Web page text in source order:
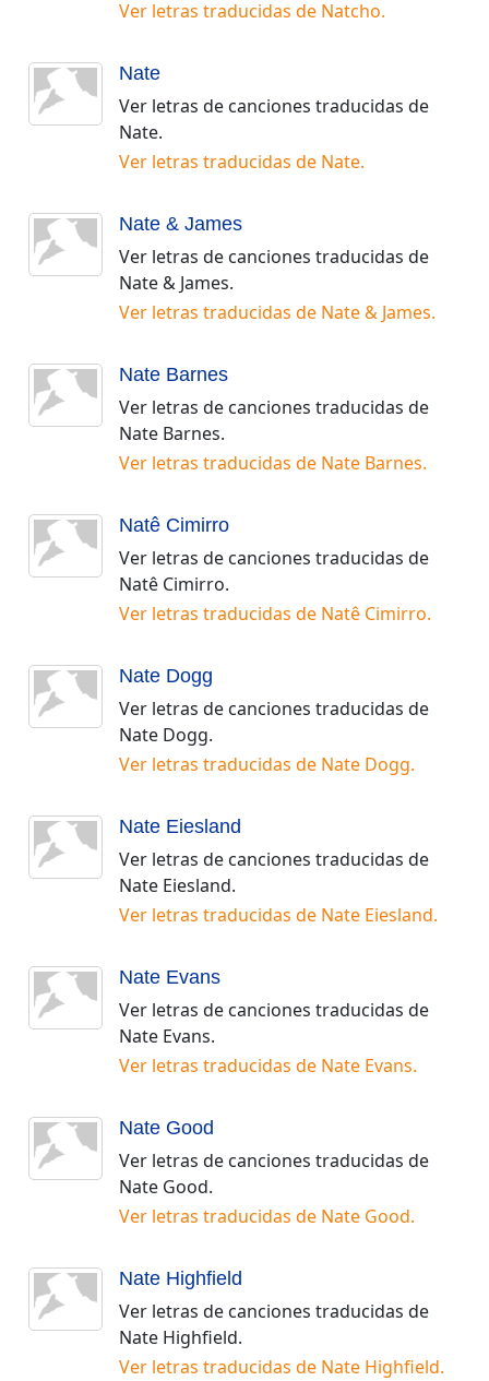
Ver letras traducidas de Natcho.
Nate
Ver letras de canciones traducidas de
Nate.
Ver letras traducidas de Nate.
Nate & James
Ver letras de canciones traducidas de
Nate & James.
Ver letras traducidas de Nate & James.
Nate Barnes
Ver letras de canciones traducidas de
Nate Barnes.
Ver letras traducidas de Nate Barnes.
Natê Cimirro
Ver letras de canciones traducidas de
Natê Cimirro.
Ver letras traducidas de Natê Cimirro.
Nate Dogg
Ver letras de canciones traducidas de
Nate Dogg.
Ver letras traducidas de Nate Dogg.
Nate Eiesland
Ver letras de canciones traducidas de
Nate Eiesland.
Ver letras traducidas de Nate Eiesland.
Nate Evans
Ver letras de canciones traducidas de
Nate Evans.
Ver letras traducidas de Nate Evans.
Nate Good
Ver letras de canciones traducidas de
Nate Good.
Ver letras traducidas de Nate Good.
Nate Highfield
Ver letras de canciones traducidas de
Nate Highfield.
Ver letras traducidas de Nate Highfield.